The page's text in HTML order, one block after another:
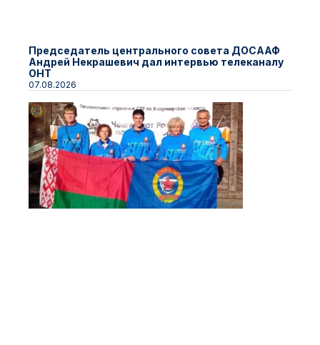
Председатель центрального совета ДОСААФ
Андрей Некрашевич дал интервью телеканалу
ОНТ
07.08.2026